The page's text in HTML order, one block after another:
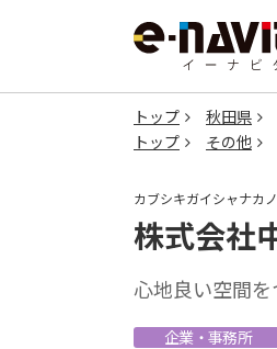
トップ 秋田県
トップ
その他
カブシキガイシャナカ
株式会社
心地良い空間
企業・事務所